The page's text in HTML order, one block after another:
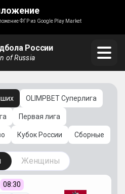
ФГР из Google Play Market
России
of Russia
OLIMPBET Суперлига
Первая лига
Кубок России Сборные
Женщины
08:30